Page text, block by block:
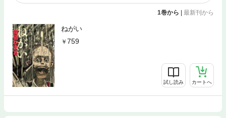
1巻から 最新刊から
ねがい
759
試し読み カートへ